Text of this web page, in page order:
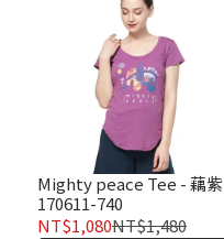
Mighty peace Tee - 藕紫
170611-740
NT$1,080NT$1,480